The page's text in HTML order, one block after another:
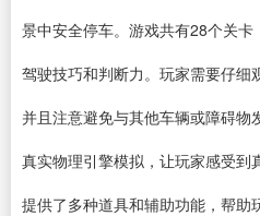
景中安全停车。游戏共有28个关
驾驶技巧和判断力。玩家需要仔细
并且注意避免与其他车辆或障碍物
真实物理引擎模拟，让玩家感受到
提供了多种道具和辅助功能，帮助